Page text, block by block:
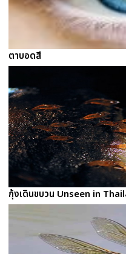
ตาบอดสี
กุ้งเดินขบวน Unseen in